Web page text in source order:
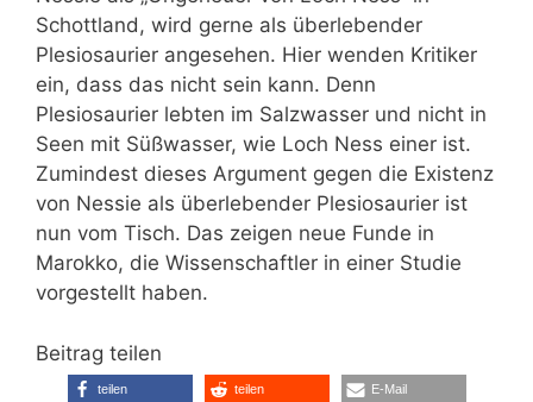
Schottland, wird gerne als überlebender
Plesiosaurier angesehen. Hier wenden Kritiker
ein, dass das nicht sein kann. Denn
Plesiosaurier lebten im Salzwasser und nicht in
Seen mit Süßwasser, wie Loch Ness einer ist.
Zumindest dieses Argument gegen die Existenz
von Nessie als überlebender Plesiosaurier ist
nun vom Tisch. Das zeigen neue Funde in
Marokko, die Wissenschaftler in einer Studie
vorgestellt haben.
Beitrag teilen
teilen teilen E-Mail